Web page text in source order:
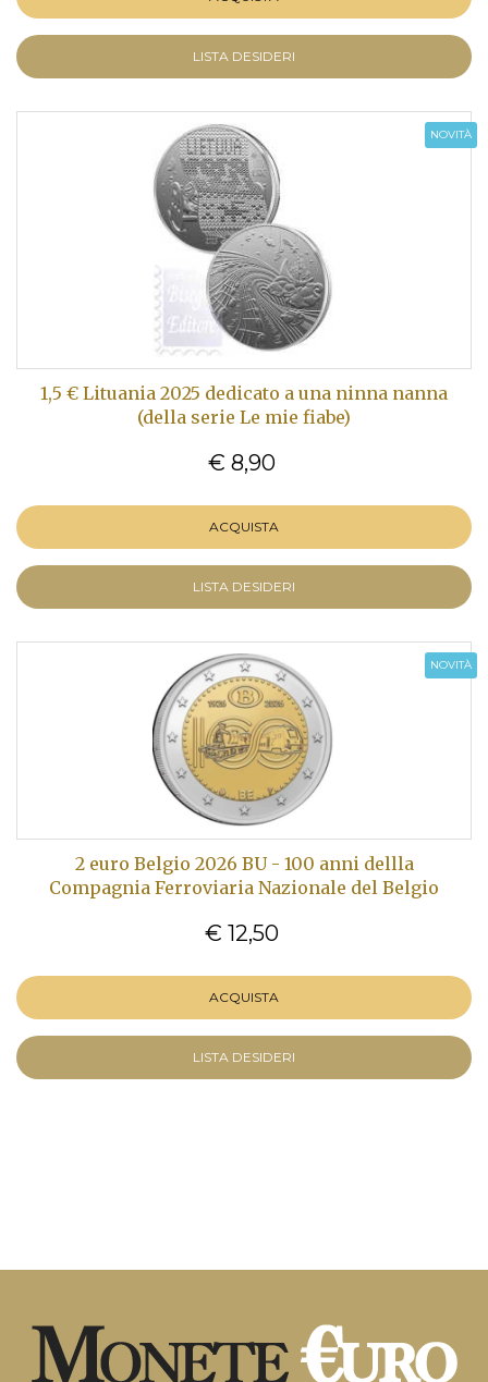
LISTA DESIDERI
NOVITÀ
1,5 € Lituania 2025 dedicato a una ninna nanna
(della serie Le mie fiabe)
€ 8,90
ACQUISTA
LISTA DESIDERI
NOVITÀ
2 euro Belgio 2026 BU - 100 anni dellla
Compagnia Ferroviaria Nazionale del Belgio
€ 12,50
ACQUISTA
LISTA DESIDERI